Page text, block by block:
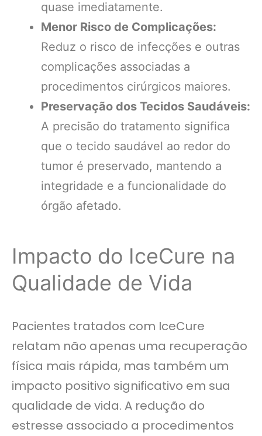
quase imediatamente.
Menor Risco de Complicações:
Reduz o risco de infecções e outras
complicações associadas a
procedimentos cirúrgicos maiores.
Preservação dos Tecidos Saudáveis:
A precisão do tratamento significa
que o tecido saudável ao redor do
tumor é preservado, mantendo a
integridade e a funcionalidade do
órgão afetado.
Impacto do IceCure na
Qualidade de Vida
Pacientes tratados com IceCure
relatam não apenas uma recuperação
física mais rápida, mas também um
impacto positivo significativo em sua
qualidade de vida. A redução do
estresse associado a procedimentos